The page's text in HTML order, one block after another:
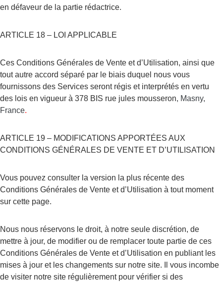
en défaveur de la partie rédactrice.
ARTICLE 18 – LOI APPLICABLE
Ces Conditions Générales de Vente et d’Utilisation, ainsi que
tout autre accord séparé par le biais duquel nous vous
fournissons des Services seront régis et interprétés en vertu
des lois en vigueur à 378 BIS rue jules mousseron, Masny,
France.
ARTICLE 19 – MODIFICATIONS APPORTÉES AUX
CONDITIONS GÉNÉRALES DE VENTE ET D’UTILISATION
Vous pouvez consulter la version la plus récente des
Conditions Générales de Vente et d’Utilisation à tout moment
sur cette page.
Nous nous réservons le droit, à notre seule discrétion, de
mettre à jour, de modifier ou de remplacer toute partie de ces
Conditions Générales de Vente et d’Utilisation en publiant les
mises à jour et les changements sur notre site. Il vous incombe
de visiter notre site régulièrement pour vérifier si des